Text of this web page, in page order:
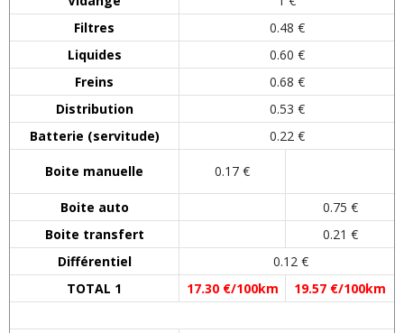
Filtres
0.48 €
Liquides
0.60 €
Freins
0.68 €
Distribution
0.53 €
Batterie (servitude)
0.22 €
Boite manuelle 0.17 €
Boite auto
0.75 €
Boite transfert
0.21 €
Différentiel
0.12 €
TOTAL 1
17.30€/100km 19.57 €/100km